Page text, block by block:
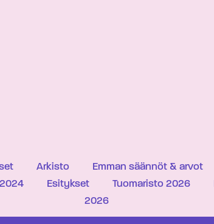
Arkisto Emman säännöt & arvot
Esitykset Tuomaristo 2026
2026